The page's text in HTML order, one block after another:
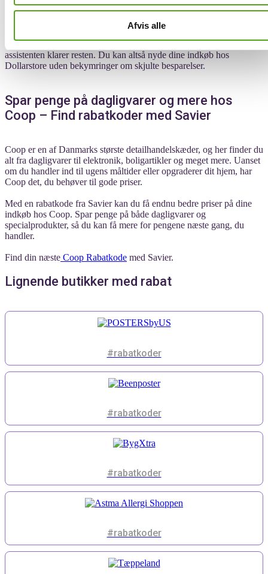
Afvis alle
betyder samtidig, at du får den største mulige besparelse uden selv at
skulle gennemgå en række ugyldige eller mindre fordelagtige koder.
Med ét klik bekræfter du brugen af Saviers service hvorefter
assistenten klarer resten. Du kan altså nyde dine indkøb hos
Dollarstore uden bekymringer om skjulte besparelser.
Spar penge på dagligvarer og mere hos
Coop – Find rabatkoder med Savier
Coop er en af Danmarks største detailhandelskæder, og her finder du
alt fra dagligvarer til elektronik, boligartikler og meget mere. Uanset
om du handler ind til ugens måltider eller opgraderer dit hjem, har
Coop det, du behøver til gode priser.
Med en rabatkode fra Savier kan du få endnu bedre priser på dine
indkøb hos Coop. Spar penge på både dagligvarer og
specialprodukter, så du kan få mere for pengene næste gang, du
handler.
Find din næste Coop Rabatkode med Savier.
Lignende butikker med rabat
#rabatkoder
#rabatkoder
#rabatkoder
#rabatkoder